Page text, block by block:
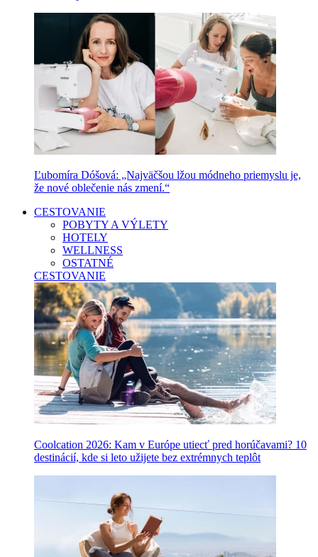
Ľubomíra Dóšová: „Najväčšou lžou módneho priemyslu je,
že nové oblečenie nás zmení.“
CESTOVANIE
POBYTY A VÝLETY
HOTELY
WELLNESS
OSTATNÉ
CESTOVANIE
Coolcation 2026: Kam v Európe utiecť pred horúčavami? 10
destinácií, kde si leto užijete bez extrémnych teplôt